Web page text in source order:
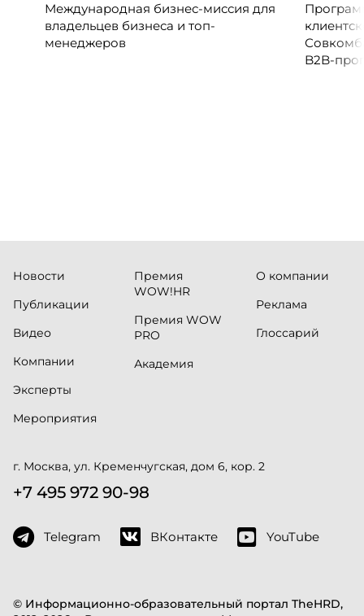
Международная бизнес-миссия для
владельцев бизнеса и топ-
менеджеров
B2B-
© Информационно-образовательный портал TheHRD,
Новости
Публикации
Видео
Компании
Эксперты
Мероприятия
Премия
WOW!HR
Премия WOW
PRO
Академия
О компании
Реклама
Глоссарий
г. Москва, ул. Кременчугская, дом 6, кор. 2
+7 495 972 90-98
Telegram ВКонтакте YouTube